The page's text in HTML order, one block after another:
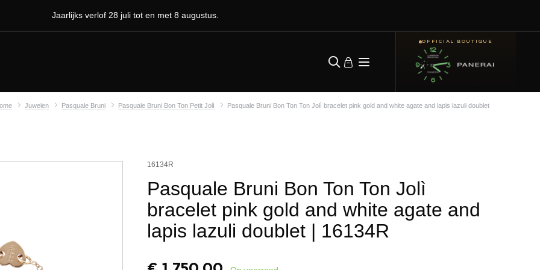
Jaarlijks verlof 28 juli tot en met 8 augustus.
OFFICIAL BOUTIQUE
Juwelen Pasquale Bruni Pasquale Bruni Bon Ton Petit Jolì Pasquale Bruni Bon Ton Ton Jolì bracelet pink gold and white agate and lapis lazuli doublet
16134R
Pasquale Bruni Bon Ton Ton Jolì
bracelet pink gold and white agate and
lapis lazuli doublet | 16134R